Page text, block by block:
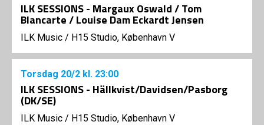
ILK SESSIONS - Margaux Oswald / Tom
Blancarte / Louise Dam Eckardt Jensen
ILK Music / H15 Studio, København V
Torsdag 20/2 kl. 23:00
ILK SESSIONS - Hällkvist/Davidsen/Pasborg
(DK/SE)
ILK Music / H15 Studio, København V